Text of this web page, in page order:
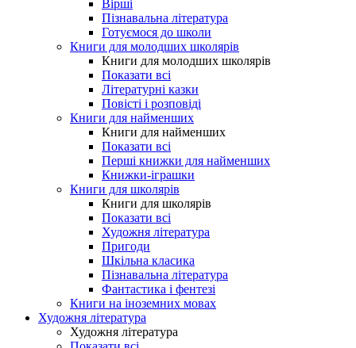
Вірші
Пізнавальна література
Готуємося до школи
Книги для молодших школярів
Книги для молодших школярів
Показати всі
Літературні казки
Повісті і розповіді
Книги для найменших
Книги для найменших
Показати всі
Перші книжки для найменших
Книжки-іграшки
Книги для школярів
Книги для школярів
Показати всі
Художня література
Пригоди
Шкільна класика
Пізнавальна література
Фантастика і фентезі
Книги на іноземних мовах
Художня література
Художня література